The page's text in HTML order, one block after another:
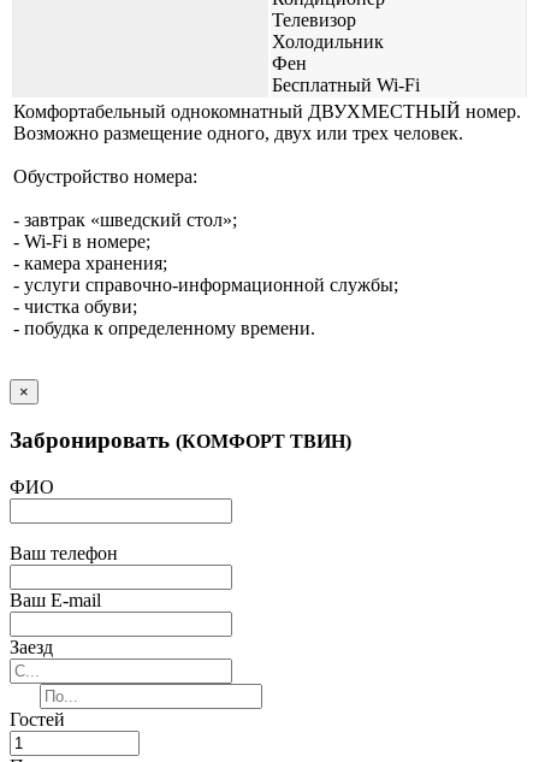
Телевизор
Холодильник
Фен
Бесплатный Wi-Fi
Комфортабельный однокомнатный ДВУХМЕСТНЫЙ номер.
Возможно размещение одного, двух или трех человек.
Обустройство номера:
- завтрак «шведский стол»;
- Wi-Fi в номере;
- камера хранения;
- услуги справочно-информационной службы;
- чистка обуви;
- побудка к определенному времени.
×
Забронировать (КОМФОРТ ТВИН)
ФИО
Ваш телефон
Ваш E-mail
Заезд
Гостей